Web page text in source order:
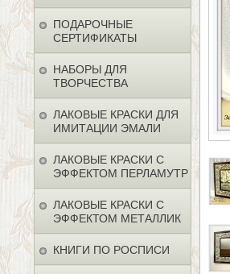
ПОДАРОЧНЫЕ
СЕРТИФИКАТЫ
НАБОРЫ ДЛЯ
ТВОРЧЕСТВА
ЛАКОВЫЕ КРАСКИ ДЛЯ
ИМИТАЦИИ ЭМАЛИ
ЛАКОВЫЕ КРАСКИ С
ЭФФЕКТОМ ПЕРЛАМУТР
ЛАКОВЫЕ КРАСКИ С
ЭФФЕКТОМ МЕТАЛЛИК
КНИГИ ПО РОСПИСИ